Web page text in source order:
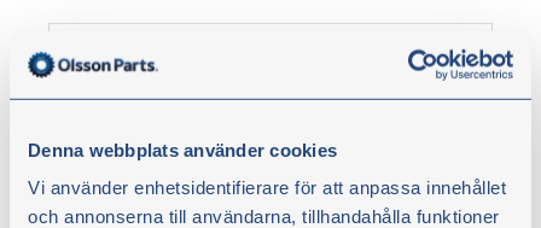
Denna webbplats använder cookies
Vi använder enhetsidentifierare för att anpassa innehållet
och annonserna till användarna, tillhandahålla funktioner